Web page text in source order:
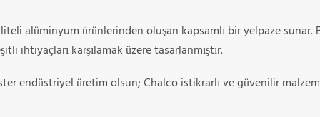
alüminyum ürünlerinden oluşan kapsamlı bir yelpaze sunar.
ihtiyaçları karşılamak üzere tasarlanmıştır.
endüstriyel üretim olsun; Chalco istikrarlı ve güvenilir